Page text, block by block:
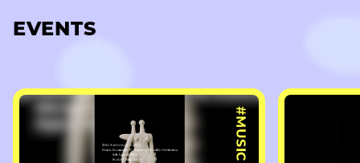
EVENTS
#MUSIC